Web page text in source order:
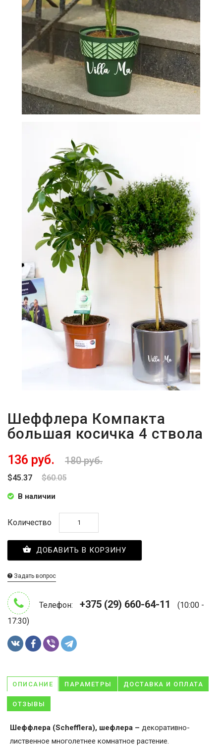
Шеффлера Компакта
большая косичка 4 ствола
136 руб. 180 руб.
$45.37 $60.05
В наличии
Количество
ДОБАВИТЬ В КОРЗИНУ
Задать вопрос
Телефон: +375 (29) 660-64-11
(10:00 -
17:30)
ОПИСАНИЕ ПАРАМЕТРЫ ДОСТАВКА И ОПЛАТА
ОТЗЫВЫ
Шеффлера (Schefflera), шефлера – декоративно-
лиственное многолетнее комнатное растение.